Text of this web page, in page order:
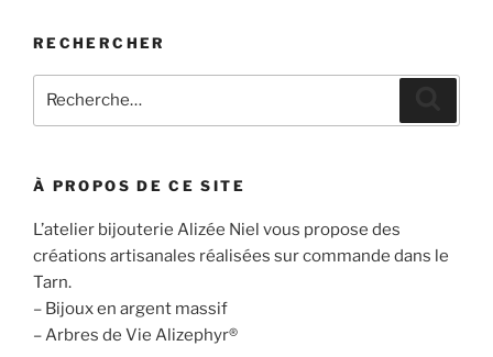
RECHERCHER
pour
À PROPOS DE CE SITE
L’atelier bijouterie Alizée Niel vous propose des
créations artisanales réalisées sur commande dans le
Tarn.
– Bijoux en argent massif
– Arbres de Vie Alizephyr®